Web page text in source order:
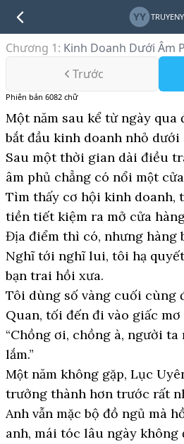
YY
Chương 1: Kinh Doanh Dưới Âm
Trước
Phiên bản 6082 chữ
Một năm sau kể từ ngày
bắt đầu kinh doanh nhỏ dưới
Sau một thời gian dài điều
âm phủ chẳng có nổi một
Tìm thấy cơ hội kinh doanh,
tiền tiết kiệm ra mở cửa
Địa điểm thì có, nhưng hàng
Nghĩ tới nghĩ lui, tôi hạ
bạn trai hồi xưa.
Tôi dùng số vàng cuối cùng
Quan, tối đến đi vào giấc mơ
“Chồng ơi, chồng à, người
lắm.”
Một năm không gặp, Lục
trưởng thành hơn trước rất
Anh vẫn mặc bộ đồ ngủ mà
anh, mái tóc lâu ngày không